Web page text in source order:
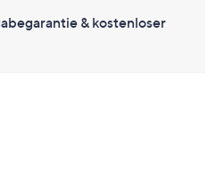
& kostenloser